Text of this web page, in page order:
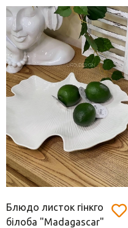
Блюдо листок гінкго
білоба "Madagascar"